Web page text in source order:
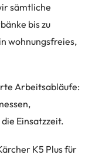
sämtliche
bis zu
wohnungsfreies,
Arbeitsabläufe:
Einsatzzeit.
K5 Plus für